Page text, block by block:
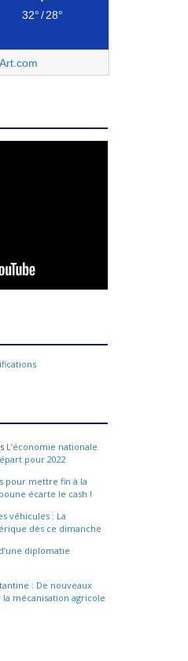
32°/28°
L’économie nationale
pour 2022
pour mettre fin à la
écarte le cash !
véhicules : La
dès ce dimanche
diplomatie
: De nouveaux
mécanisation agricole